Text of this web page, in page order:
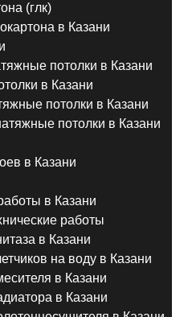
(глк)
в Казани
потолки в Казани
в Казани
потолки в Казани
потолки в Казани
в Казани
в Казани
работы
в Казани
на воду в Казани
в Казани
в Казани